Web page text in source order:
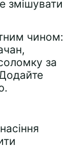
змішувати
чином:
за